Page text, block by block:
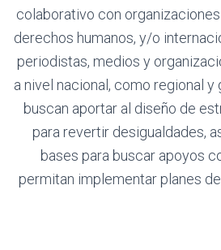
colaborativo con
derechos humanos, y/o
periodistas, medios y
a nivel nacional, como regional y
buscan aportar al diseño de
para revertir desigualdades,
bases para buscar apoyos
permitan implementar planes